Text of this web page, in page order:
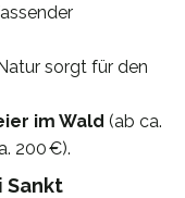
sorgt für den
im Wald (ab ca.
200 €).
Sankt